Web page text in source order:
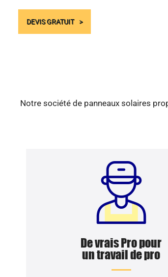
DEVIS GRATUIT
Notre société de panneaux solaires
De vrais Pro pour
un travail de pro